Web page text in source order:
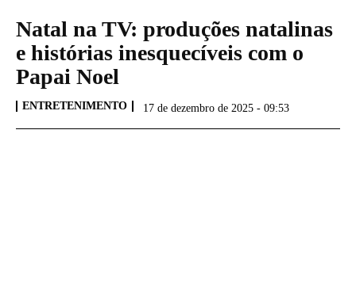
Natal na TV: produções natalinas
e histórias inesquecíveis com o
Papai Noel
ENTRETENIMENTO 17 de dezembro de 2025 - 09:53